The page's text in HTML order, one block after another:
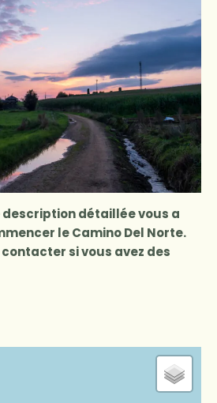
description détaillée vous a
le Camino Del Norte.
contacter si vous avez des